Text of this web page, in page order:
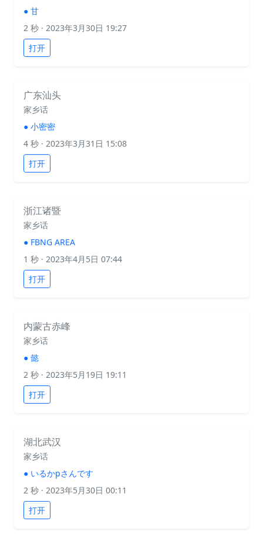
● 甘
2 秒 · 2023年3月30日 19:27
打开
广东汕头
家乡话
● 小密密
4 秒 · 2023年3月31日 15:08
打开
浙江诸暨
家乡话
● FBNG AREA
1 秒 · 2023年4月5日 07:44
打开
内蒙古赤峰
家乡话
● 懿
2 秒 · 2023年5月19日 19:11
打开
湖北武汉
家乡话
● いるかpさんです
2 秒 · 2023年5月30日 00:11
打开